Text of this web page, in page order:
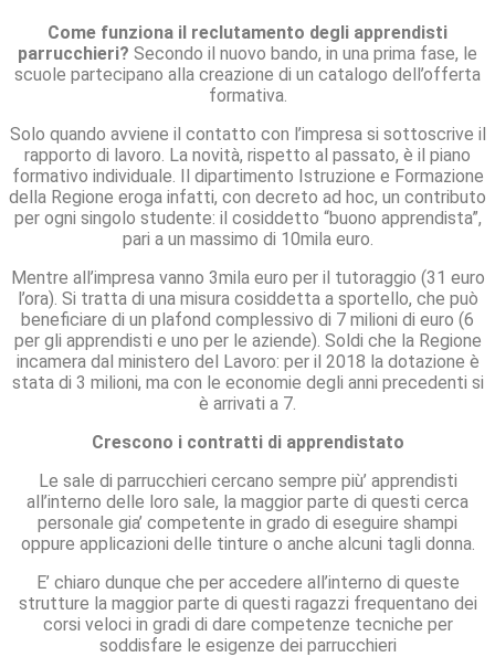
Come funziona il reclutamento degli apprendisti
parrucchieri? Secondo il nuovo bando, in una prima fase, le
scuole partecipano alla creazione di un catalogo dell’offerta
formativa.
Solo quando avviene il contatto con l’impresa si sottoscrive il
rapporto di lavoro. La novità, rispetto al passato, è il piano
formativo individuale. Il dipartimento Istruzione e Formazione
della Regione eroga infatti, con decreto ad hoc, un contributo
per ogni singolo studente: il cosiddetto “buono apprendista”,
pari a un massimo di 10mila euro.
Mentre all’impresa vanno 3mila euro per il tutoraggio (31 euro
l’ora). Si tratta di una misura cosiddetta a sportello, che può
beneficiare di un plafond complessivo di 7 milioni di euro (6
per gli apprendisti e uno per le aziende). Soldi che la Regione
incamera dal ministero del Lavoro: per il 2018 la dotazione è
stata di 3 milioni, ma con le economie degli anni precedenti si
è arrivati a 7.
Crescono i contratti di apprendistato
Le sale di parrucchieri cercano sempre più’ apprendisti
all’interno delle loro sale, la maggior parte di questi cerca
personale gia’ competente in grado di eseguire shampi
oppure applicazioni delle tinture o anche alcuni tagli donna.
E’ chiaro dunque che per accedere all’interno di queste
strutture la maggior parte di questi ragazzi frequentano dei
corsi veloci in gradi di dare competenze tecniche per
soddisfare le esigenze dei parrucchieri